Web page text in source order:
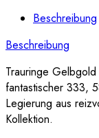
Beschreibung
Beschreibung
Trauringe
fantastischer 333,
Legierung aus
Kollektion.